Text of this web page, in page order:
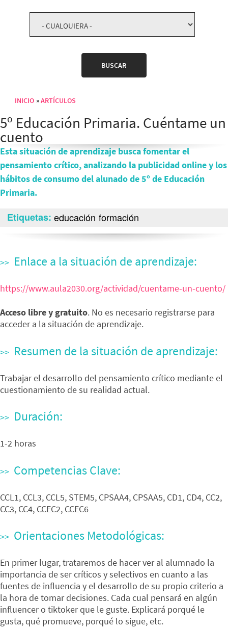
Sobrescribir enlaces de ayuda a la navegación
INICIO ARTÍCULOS
5º Educación Primaria. Cuéntame un
cuento
Esta situación de aprendizaje busca fomentar el
pensamiento crítico, analizando la publicidad online y los
hábitos de consumo del alunado de 5º de Educación
Primaria.
Etiquetas educación formación
Enlace a la situación de aprendizaje:
https://www.aula2030.org/actividad/cuentame-un-cuento/
Acceso libre y gratuito. No es necesario registrarse para
acceder a la situación de aprendizaje.
Resumen de la situación de aprendizaje:
Trabajar el desarrollo del pensamiento crítico mediante el
cuestionamiento de su realidad actual.
Duración:
1-2 horas
Competencias Clave:
CCL1, CCL3, CCL5, STEM5, CPSAA4, CPSAA5, CD1, CD4, CC2,
CC3, CC4, CCEC2, CCEC6
Orientaciones Metodológicas:
En primer lugar, trataremos de hacer ver al alumnado la
importancia de ser críticos y selectivos en cuanto a las
fuentes de influencia y el desarrollo de su propio criterio a
la hora de tomar decisiones. Cada cual pensará en algún
influencer o tiktoker que le guste. Explicará porqué le
gusta, qué promueve, porqué lo sigue, etc.